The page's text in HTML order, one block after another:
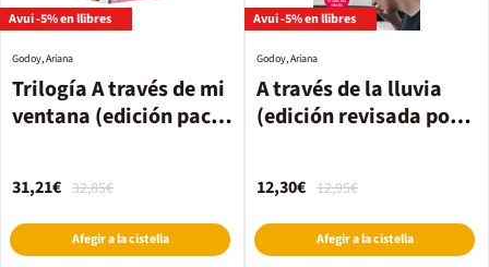
Avui -5% en llibres
Trilogía A través de mi
ventana (edición pack
| A través de la lluvia)
Godoy, Ariana
32,85€
31,21€
Afegir a la cistella
Avui -5% en llibres
A través de la lluvia
(edición revisada por
Godoy, Ariana
12,95€
12,30€
Afegir a la cistella